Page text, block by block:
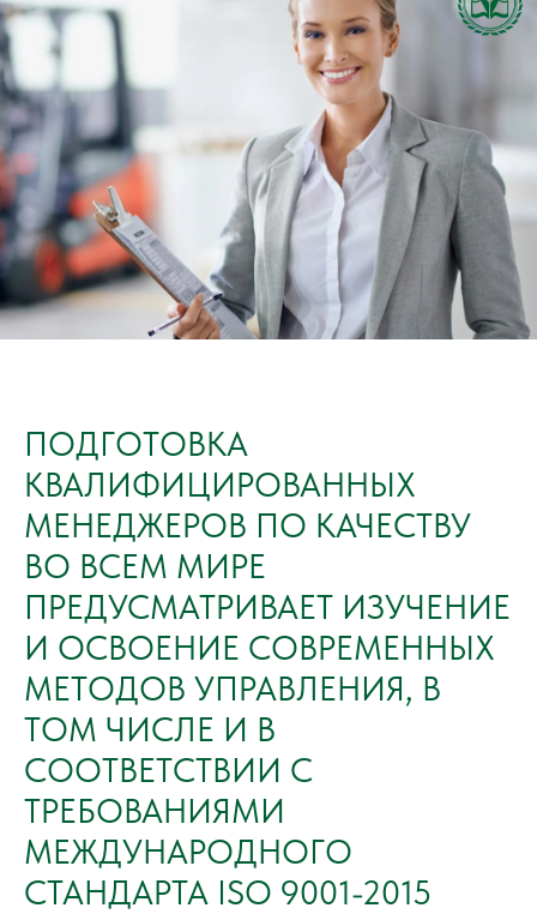
ПОДГОТОВКА
КВАЛИФИЦИРОВАННЫХ
МЕНЕДЖЕРОВ ПО КАЧЕСТВУ
ВО ВСЕМ МИРЕ
ПРЕДУСМАТРИВАЕТ ИЗУЧЕНИЕ
И ОСВОЕНИЕ СОВРЕМЕННЫХ
МЕТОДОВ УПРАВЛЕНИЯ, В
ТОМ ЧИСЛЕ И В
СООТВЕТСТВИИ С
ТРЕБОВАНИЯМИ
МЕЖДУНАРОДНОГО
СТАНДАРТА ISO 9001-2015